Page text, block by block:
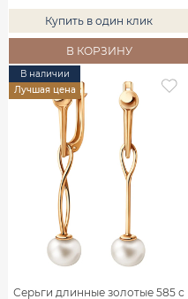
Купить в один клик
В КОРЗИНУ
В наличии
Лучшая цена
Серьги длинные золотые 585 с